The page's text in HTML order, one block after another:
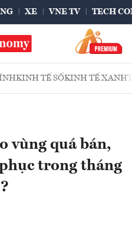
XE VNE TV TECH
KINH TẾ SỐKINH TẾ XANH
vùng quá bán,
trong tháng